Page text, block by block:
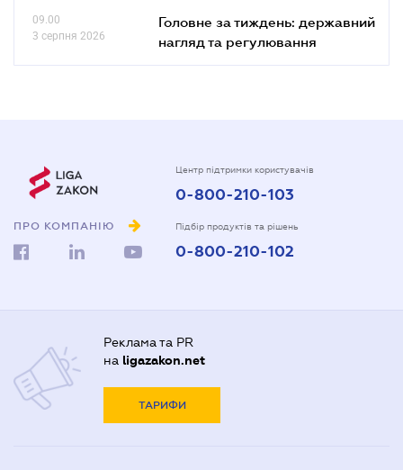
09.00
3 серпня 2026
Головне за тиждень: державний
нагляд та регулювання
ПРО КОМПАНІЮ
Центр підтримки користувачів
0-800-210-103
Підбір продуктів та рішень
0-800-210-102
Реклама та PR
на ligazakon.net
ТАРИФИ